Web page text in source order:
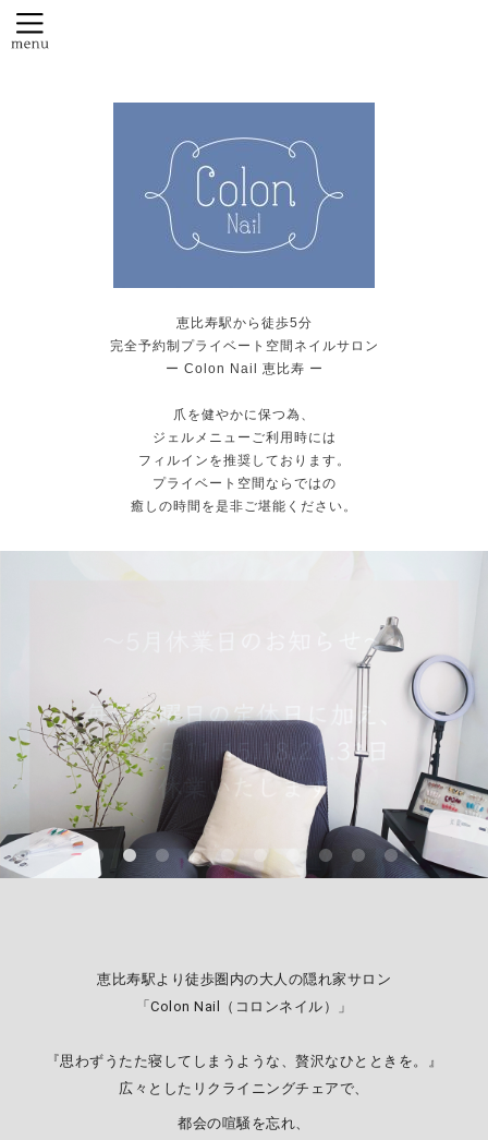
恵比寿駅から徒歩5分
完全予約制プライベート空間ネイルサロン
ー Colon Nail 恵比寿 ー
爪を健やかに保つ為、
ジェルメニューご利用時には
フィルインを推奨しております。
プライベート空間ならではの
癒しの時間を是非ご堪能ください。
New☆オプションフット「角質ケア」の
ご案内
Salon blog
巻爪ケアのご案内
New Nail design
Foot design
恵比寿駅より徒歩圏内の大人の隠れ家サロン
「Colon Nail（コロンネイル）」
『思わずうたた寝してしまうような、贅沢なひとときを。』
広々としたリクライニングチェアで、
都会の喧騒を忘れ、